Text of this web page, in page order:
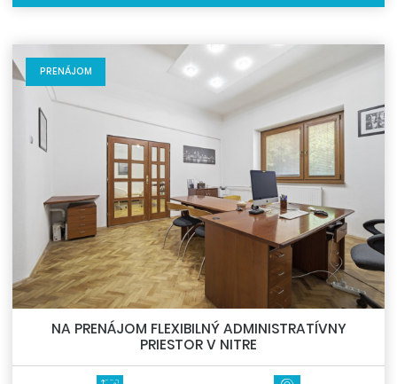
PRENÁJOM
NA PRENÁJOM FLEXIBILNÝ ADMINISTRATÍVNY
PRIESTOR V NITRE